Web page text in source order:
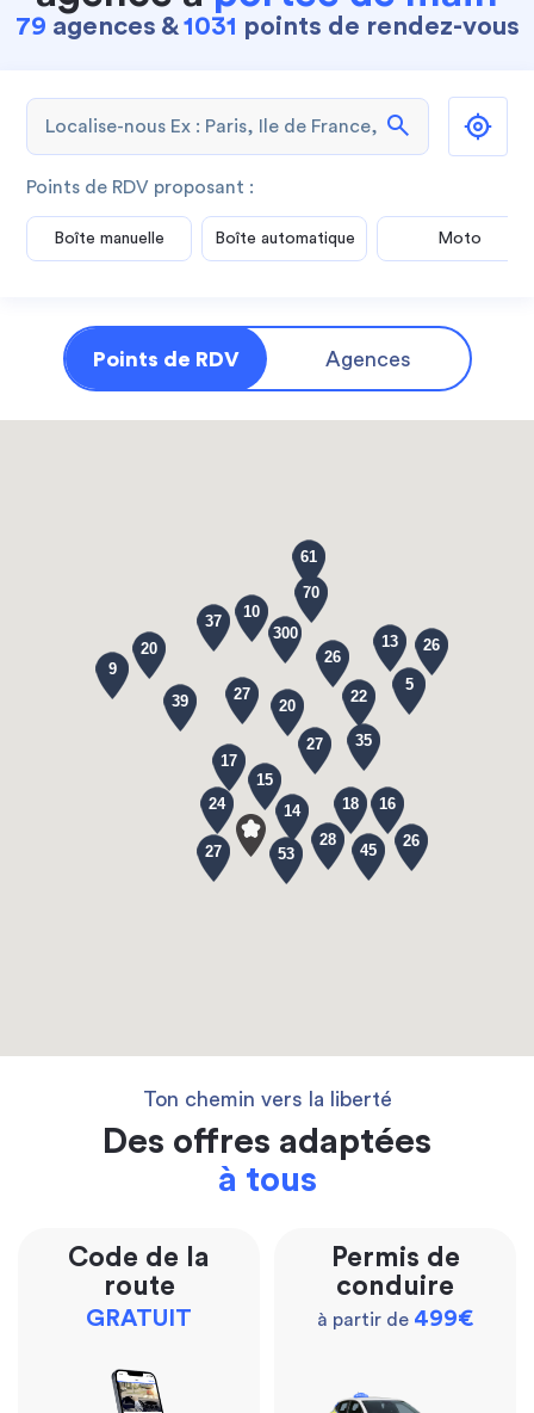
79 agences &1031 points de rendez-vous
search
Points de RDV proposant :
Boîte manuelle Boîte automatique Moto
Points de RDV Agences
35
70
27
16
26
26
53
14
45
37
17
20
15
22
300
20
18
9
24
28
27
39
13
61
27
26
10
5
Ton chemin vers la liberté
Des offres adaptées
à tous
Code de la
route
GRATUIT
Permis de
conduire
à partir de 499€